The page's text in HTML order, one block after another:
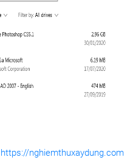
https://nghiemthuxaydung.com